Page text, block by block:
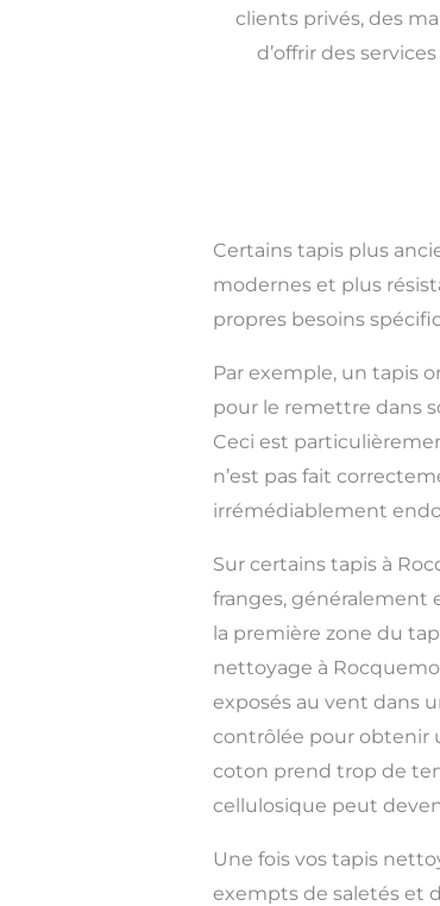
clients privés, des
d’offrir des
Certains tapis plus
modernes et plus
propres besoins
Par exemple, un tapis
pour le remettre dans
Ceci est
n’est pas fait
irrémédiablement
Sur certains tapis à
franges, généralement
la première zone du
nettoyage à
exposés au vent dans
contrôlée pour obtenir
coton prend trop de
cellulosique peut
Une fois vos tapis
exempts de saletés et